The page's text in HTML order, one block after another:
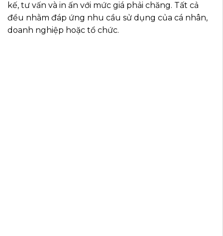
kế, tư vấn và in ấn với mức giá phải chăng. Tất cả
đều nhằm đáp ứng nhu cầu sử dụng của cá nhân,
doanh nghiệp hoặc tổ chức.